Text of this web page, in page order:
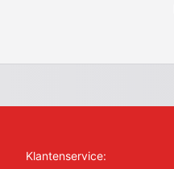
Klantenservice: